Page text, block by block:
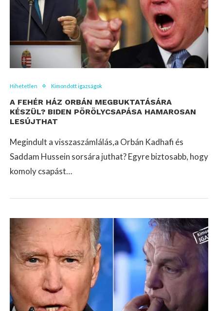
Hihetetlen Kimondott igazságok
A FEHÉR HÁZ ORBÁN MEGBUKTATÁSÁRA
KÉSZÜL? BIDEN PÖRÖLYCSAPÁSA HAMAROSAN
LESÚJTHAT
Megindult a visszaszámlálás,a Orbán Kadhafi és
Saddam Hussein sorsára juthat? Egyre biztosabb, hogy
komoly csapást…